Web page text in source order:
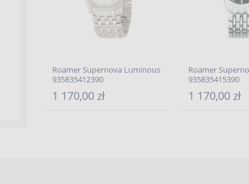
Roamer Supernova Luminous
935835412390
1 170,00 zł
Roamer
935835415390
1 170,00 zł